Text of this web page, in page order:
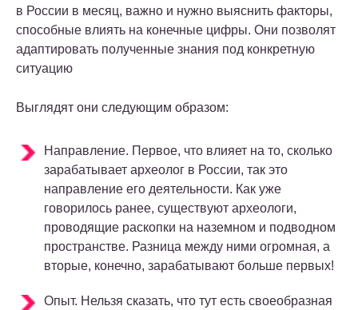
в России в месяц, важно и нужно выяснить факторы,
способные влиять на конечные цифры. Они позволят
адаптировать полученные знания под конкретную
ситуацию
Выглядят они следующим образом:
Направление. Первое, что влияет на то, сколько
зарабатывает археолог в России, так это
направление его деятельности. Как уже
говорилось ранее, существуют археологи,
проводящие раскопки на наземном и подводном
пространстве. Разница между ними огромная, а
вторые, конечно, зарабатывают больше первых!
Опыт. Нельзя сказать, что тут есть своеобразная